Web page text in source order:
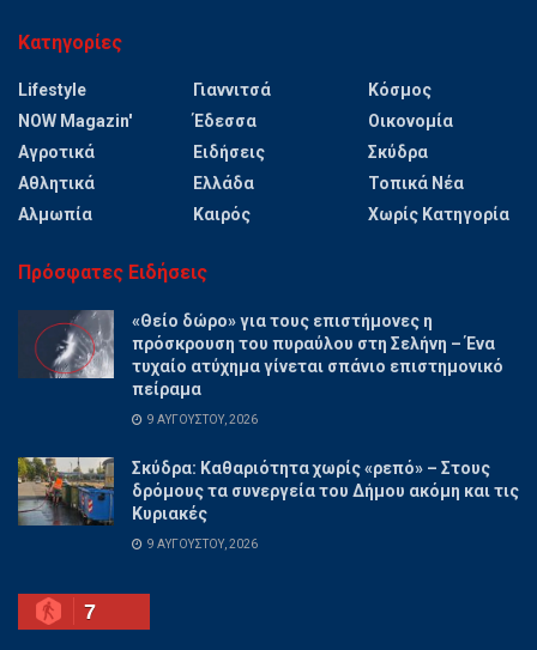
Κατηγορίες
Lifestyle
NOW Magazin'
Αγροτικά
Αθλητικά
Αλμωπία
Γιαννιτσά
Έδεσσα
Ειδήσεις
Ελλάδα
Καιρός
Κόσμος
Οικονομία
Σκύδρα
Τοπικά Νέα
Χωρίς Κατηγορία
Πρόσφατες Ειδήσεις
«Θείο δώρο» για τους επιστήμονες η
πρόσκρουση του πυραύλου στη Σελήνη – Ένα
τυχαίο ατύχημα γίνεται σπάνιο επιστημονικό
πείραμα
9 ΑΥΓΟΎΣΤΟΥ, 2026
Σκύδρα: Καθαριότητα χωρίς «ρεπό» – Στους
δρόμους τα συνεργεία του Δήμου ακόμη και τις
Κυριακές
9 ΑΥΓΟΎΣΤΟΥ, 2026
7